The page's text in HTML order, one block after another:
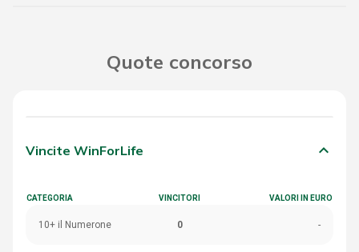
Quote concorso
Vincite WinForLife keyboard_arrow_down
CATEGORIA VINCITORI VALORI IN EURO
10+ il Numerone 0 -